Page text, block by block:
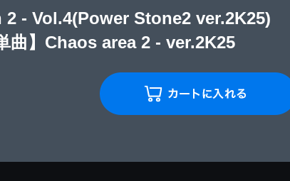
- Vol.4(Power Stone2 ver.2K25)
曲】Chaos area 2 - ver.2K25